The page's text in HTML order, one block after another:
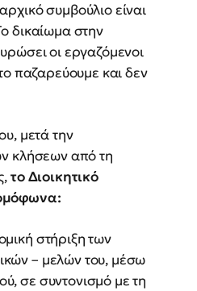
συμβούλιο είναι
δικαίωμα στην
οι εργαζόμενοι
παζαρεύουμε και δεν
μετά την
κλήσεων από τη
το Διοικητικό
στήριξη των
– μελών του, μέσω
σε συντονισμό με τη